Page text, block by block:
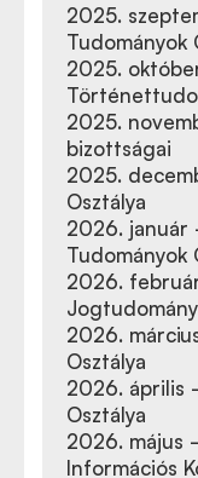
2025.
Tudományok
2025.
2025.
bizottságai
2025.
Osztálya
2026. január
Tudományok
2026.
2026.
Osztálya
2026. április
Osztálya
2026. május
Információs